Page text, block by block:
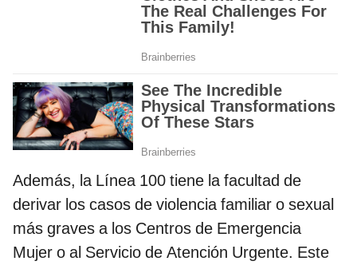
Además, la Línea 100 tiene la facultad de
derivar los casos de violencia familiar o sexual
más graves a los Centros de Emergencia
Mujer o al Servicio de Atención Urgente. Este